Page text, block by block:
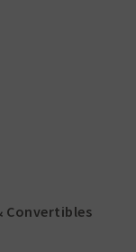
Convertibles